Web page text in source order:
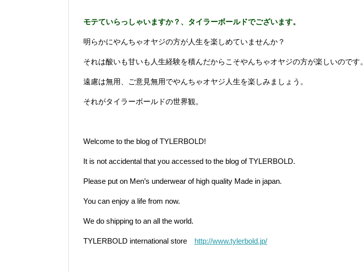
モテていらっしゃいますか？、タイラーボールドでございます。
明らかにやんちゃオヤジの方が人生を楽しめていませんか？
それは酸いも甘いも人生経験を積んだからこそやんちゃオヤジの方が楽しいのです。
遠慮は無用、ご意見無用でやんちゃオヤジ人生を楽しみましょう。
それがタイラーボールドの世界観。
Welcome to the blog of TYLERBOLD!
It is not accidental that you accessed to the blog of TYLERBOLD.
Please put on Men’s underwear of high quality Made in japan.
You can enjoy a life from now.
We do shipping to an all the world.
TYLERBOLD international store http://www.tylerbold.jp/